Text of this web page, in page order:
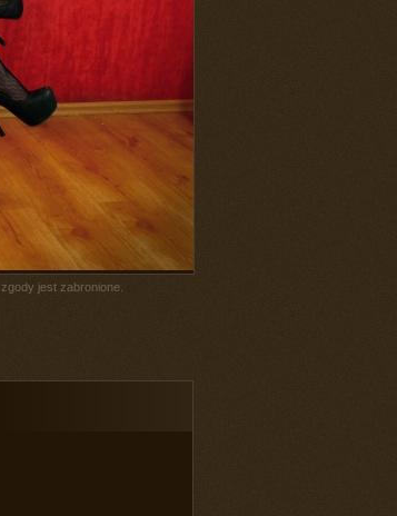
jest zabronione.